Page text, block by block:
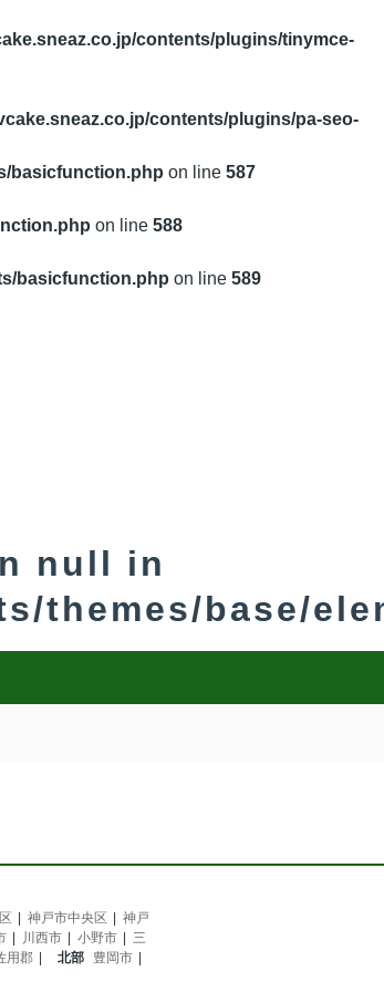
contents/plugins/tinymce-
contents/plugins/pa-seo-
basicfunction.php on line 587
on line 588
basicfunction.php on line 589
null in
themes/base/
神戸市中央区
神戸
川西市 小野市
三
用郡 北部
豊岡市